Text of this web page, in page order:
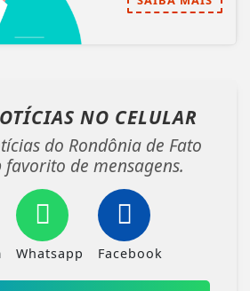
NO CELULAR
do Rondônia de Fato
favorito de mensagens.
Whatsapp Facebook